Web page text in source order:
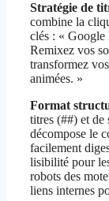
Stratégie de
combine la
clés : « Google
Remixez vos
transformez
animées. »
Format
titres (##) et de
décompose le
facilement
lisibilité pour
robots des
liens internes